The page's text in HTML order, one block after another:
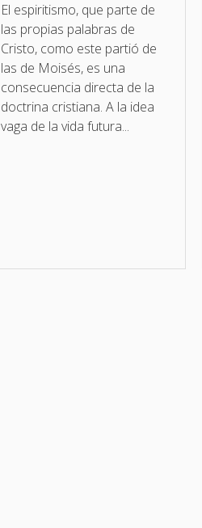
El espiritismo, que parte de
las propias palabras de
Cristo, como este partió de
las de Moisés, es una
consecuencia directa de la
doctrina cristiana. A la idea
vaga de la vida futura...